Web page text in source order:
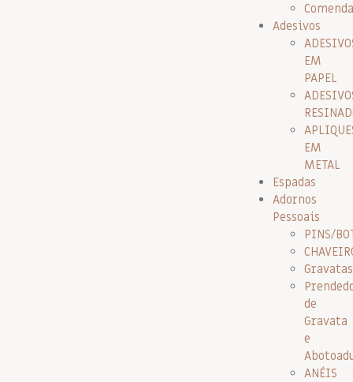
Adesivos
EM
PAPEL
EM
METAL
Espadas
Adornos
Pessoais
PINS/
Gravatas
de
Gravata
e
ANÉIS